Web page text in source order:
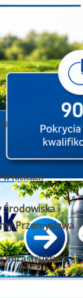
w Kielcach
Środowiska i
Przemysława
Infrastruktury.